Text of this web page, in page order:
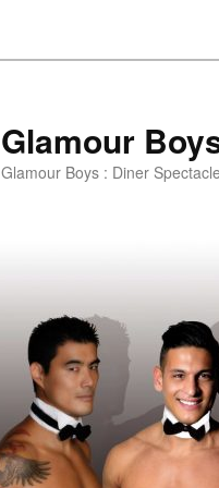
Glamour
Glamour Boys : Diner